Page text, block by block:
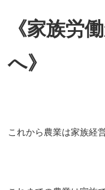
《家族労
へ》
これから農業は家族経